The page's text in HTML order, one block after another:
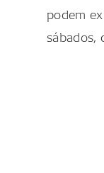
podem
sábados,